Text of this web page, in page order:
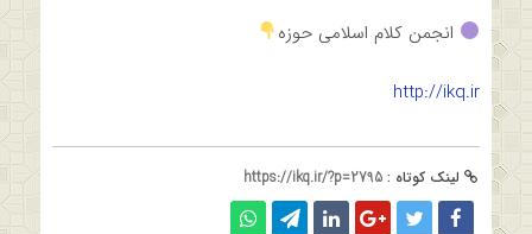
انجمن کلام اسلامی حوزه
http://ikq.ir
لینک کوتاه : https://ikq.ir/?p=2795